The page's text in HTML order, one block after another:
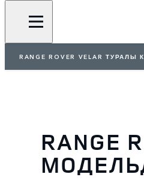
RANGE ROVER VELAR ТУРАЛЫ
RANGE